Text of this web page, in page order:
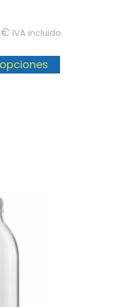
€ IVA incluido